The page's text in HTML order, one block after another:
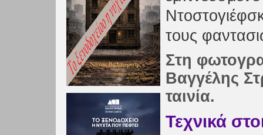
τους
Στη
Βαγγέλης
ταινία.
Τεχνικά